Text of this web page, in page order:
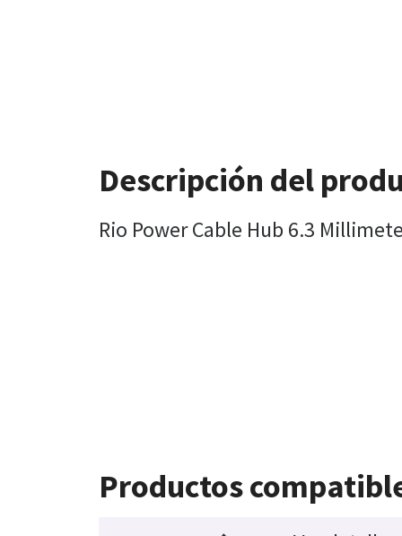
Descripción del
Rio Power Cable Hub 6.3
Productos